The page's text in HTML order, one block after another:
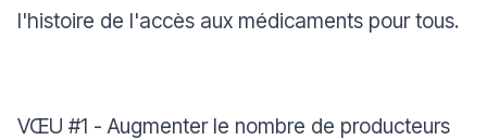
l'histoire de l'accès aux médicaments pour tous.
VŒU #1 - Augmenter le nombre de producteurs